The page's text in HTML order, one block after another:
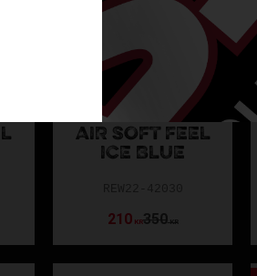
elitspelare?
bland elitspelare – beroende på
EXPERTER PÅ ASSIST
Kontakta våra innebandyexperter för
ZONE DREAM
AIR SOFT FEEL
ICE BLUE
210KR350KR